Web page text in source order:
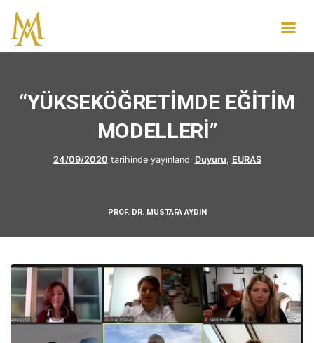
“YÜKSEKÖĞRETİMDE EĞİTİM
MODELLERİ”
24/09/2020 tarihinde yayınlandı Duyuru, EURAS
PROF. DR. MUSTAFA AYDIN